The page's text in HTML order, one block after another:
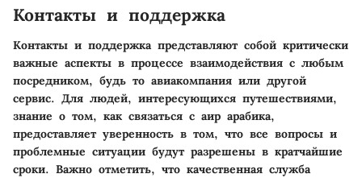
Контакты и поддержка
Контакты и поддержка представляют собой критически
важные аспекты в процессе взаимодействия с любым
посредником, будь то авиакомпания или другой
сервис. Для людей, интересующихся путешествиями,
знание о том, как связаться с аир арабика,
предоставляет уверенность в том, что все вопросы и
проблемные ситуации будут разрешены в кратчайшие
сроки. Важно отметить, что качественная служба